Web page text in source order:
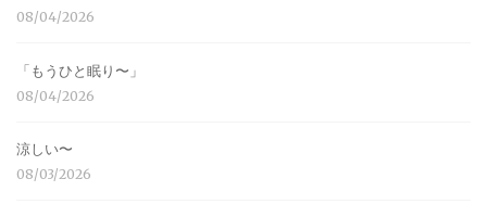
08/04/2026
「もうひと眠り〜」
08/04/2026
涼しい〜
08/03/2026